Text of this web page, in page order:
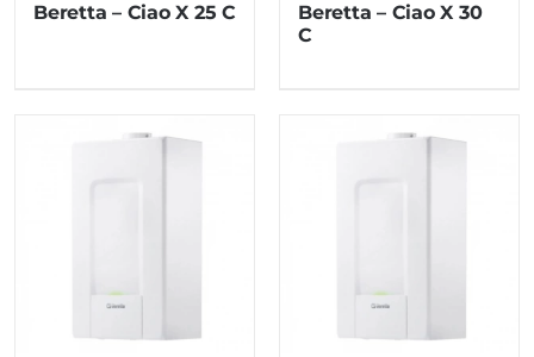
Beretta – Ciao X 25 C
Beretta – Ciao X 30
C